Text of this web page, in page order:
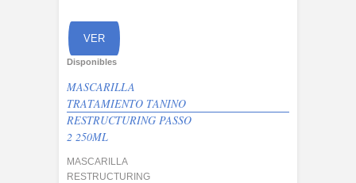
VER
Disponibles
MASCARILLA
TRATAMIENTO TANINO
RESTRUCTURING PASSO
2 250ML
MASCARILLA
RESTRUCTURING